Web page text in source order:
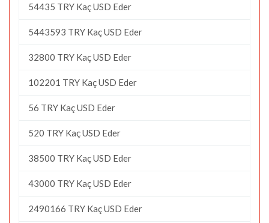
54435 TRY Kaç USD Eder
5443593 TRY Kaç USD Eder
32800 TRY Kaç USD Eder
102201 TRY Kaç USD Eder
56 TRY Kaç USD Eder
520 TRY Kaç USD Eder
38500 TRY Kaç USD Eder
43000 TRY Kaç USD Eder
2490166 TRY Kaç USD Eder